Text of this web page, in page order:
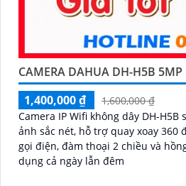
CAMERA DAHUA DH-H5B 5MP
1,400,000 ₫
1,600,000 ₫
Camera IP Wifi không dây DH-
ảnh sắc nét, hỗ trợ quay xoay 360 độ linh hoạt.
gọi điện, đàm thoại 2 chiều và
dụng cả ngày lẫn đêm